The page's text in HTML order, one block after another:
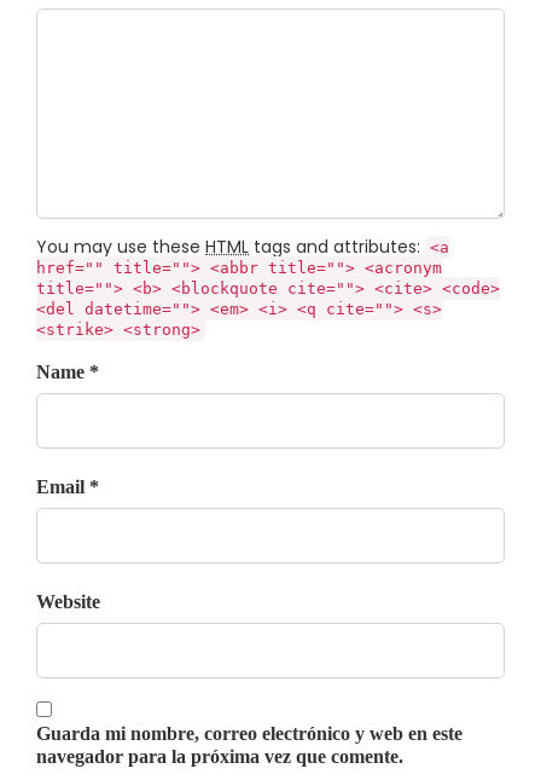
You may use these HTML tags and attributes: <a
href="" title=""> <abbr title=""> <acronym
title=""> <b> <blockquote cite=""> <cite> <code>
<del datetime=""> <em> <i> <q cite=""> <s>
<strike> <strong>
Name *
Email *
Website
Guarda mi nombre, correo electrónico y web en este
navegador para la próxima vez que comente.